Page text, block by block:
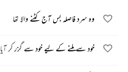
وہ سرد فاصلہ بس آج کٹنے والا تھا
خود سے ملنے کے لیے خود سے گزر کر آیا